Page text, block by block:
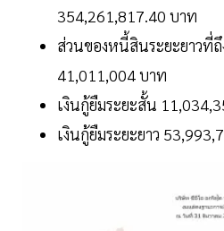
354,261,817.40 บาท
ส่วนของหนี้สินระยะยาวที่
41,011,004 บาท
เงินกู้ยืมระยะสั้น
เงินกู้ยืมระยะยาว